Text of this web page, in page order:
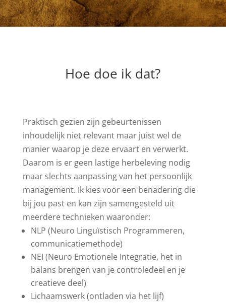
Hoe doe ik dat?
Praktisch gezien zijn gebeurtenissen
inhoudelijk niet relevant maar juist wel de
manier waarop je deze ervaart en verwerkt.
Daarom is er geen lastige herbeleving nodig
maar slechts aanpassing van het persoonlijk
management. Ik kies voor een benadering die
bij jou past en kan zijn samengesteld uit
meerdere technieken waaronder:
NLP (Neuro Linguïstisch Programmeren,
communicatiemethode)
NEI (Neuro Emotionele Integratie, het in
balans brengen van je controledeel en je
creatieve deel)
Lichaamswerk (ontladen via het lijf)